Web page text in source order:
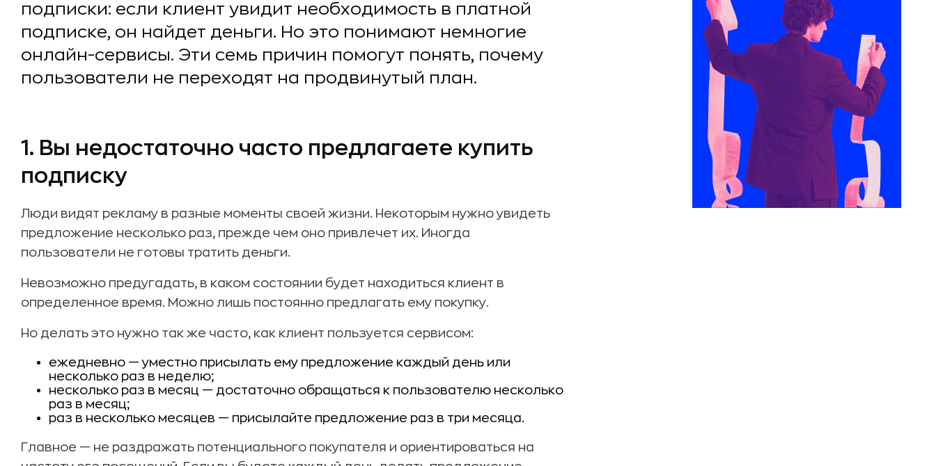
подписки: если клиент увидит необходимость в платной
подписке, он найдет деньги. Но это понимают немногие
онлайн-сервисы. Эти семь причин помогут понять, почему
пользователи не переходят на продвинутый план.
1. Вы недостаточно часто предлагаете купить
подписку
Люди видят рекламу в разные моменты своей жизни. Некоторым нужно увидеть
предложение несколько раз, прежде чем оно привлечет их. Иногда
пользователи не готовы тратить деньги.
Невозможно предугадать, в каком состоянии будет находиться клиент в
определенное время. Можно лишь постоянно предлагать ему покупку.
Но делать это нужно так же часто, как клиент пользуется сервисом:
ежедневно — уместно присылать ему предложение каждый день или
несколько раз в неделю;
несколько раз в месяц — достаточно обращаться к пользователю несколько
раз в месяц;
раз в несколько месяцев — присылайте предложение раз в три месяца.
Главное — не раздражать потенциального покупателя и ориентироваться на